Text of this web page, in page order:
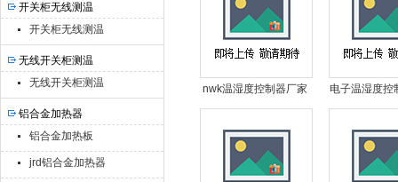
开关柜无线测温
开关柜无线测温
无线开关柜测温
无线开关柜测温
铝合金加热器
铝合金加热板
jrd铝合金加热器
nwk温湿度控制器厂家
苏州温湿度控制器 温湿
度控制器多少钱
电子温湿度控
温湿度控制器
制器品